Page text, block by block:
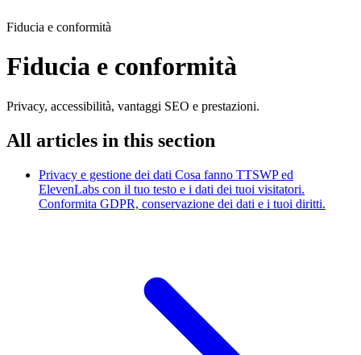
Fiducia e conformità
Fiducia e conformità
Privacy, accessibilità, vantaggi SEO e prestazioni.
All articles in this section
Privacy e gestione dei dati Cosa fanno TTSWP ed
ElevenLabs con il tuo testo e i dati dei tuoi visitatori.
Conformita GDPR, conservazione dei dati e i tuoi diritti.